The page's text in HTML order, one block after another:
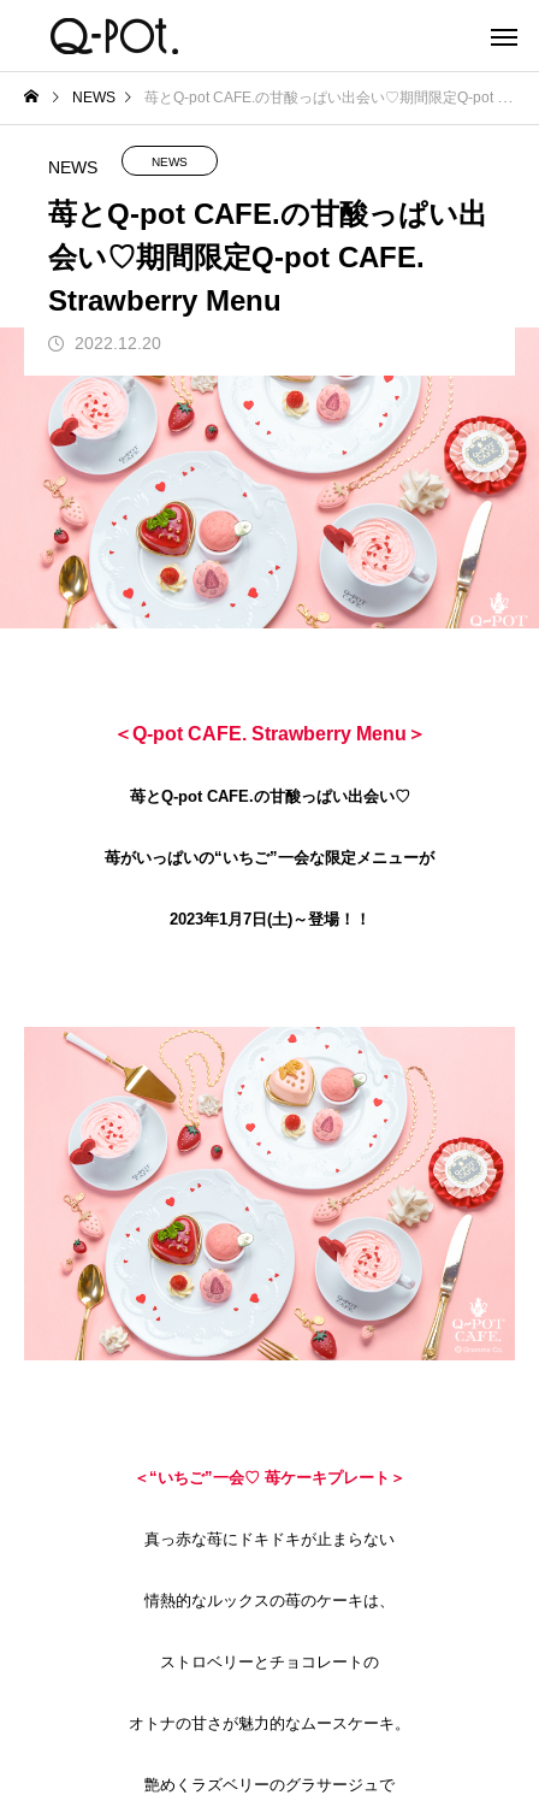
NEWS 苺とQ-pot CAFE.の甘酸っぱい出会い♡期間限定Q-pot CAFE. Strawberry Menu
NEWS NEWS
苺とQ-pot CAFE.の甘酸っぱい出
会い♡期間限定Q-pot CAFE.
Strawberry Menu
2022.12.20
＜Q-pot CAFE. Strawberry Menu＞
苺とQ-pot CAFE.の甘酸っぱい出会い♡
苺がいっぱいの“いちご”一会な限定メニューが
2023年1月7日(土)～登場！！
＜“いちご”一会♡ 苺ケーキプレート＞
真っ赤な苺にドキドキが止まらない
情熱的なルックスの苺のケーキは、
ストロベリーとチョコレートの
オトナの甘さが魅力的なムースケーキ。
艶めくラズベリーのグラサージュで